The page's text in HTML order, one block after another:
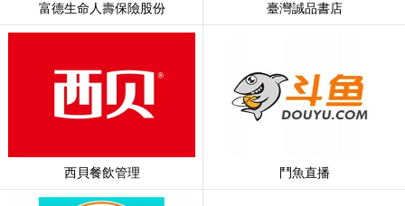
富德生命人壽保險股份 臺灣誠品書店
西貝餐飲管理 鬥魚直播